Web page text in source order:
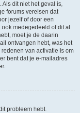
Als dit niet het geval is,
forums vereisen dat
jezelf of door een
medegedeeld of dit al
moet je de daarin
ontvangen hebt, was het
van activatie is om
bent dat je e-mailadres
probleem hebt.